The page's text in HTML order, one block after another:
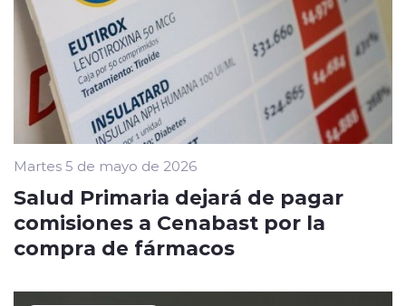
Martes 5 de mayo de 2026
Salud Primaria dejará de pagar
comisiones a Cenabast por la
compra de fármacos